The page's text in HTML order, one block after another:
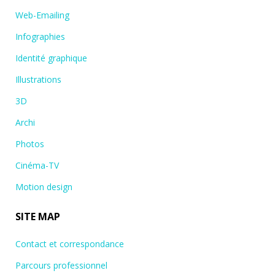
Web-Emailing
Infographies
Identité graphique
Illustrations
3D
Archi
Photos
Cinéma-TV
Motion design
SITE MAP
Contact et correspondance
Parcours professionnel